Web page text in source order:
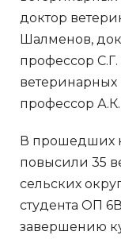
доктор
Шалменов,
профессор
профессор
В прошедших
повысили 35
сельских
студента ОП
завершению